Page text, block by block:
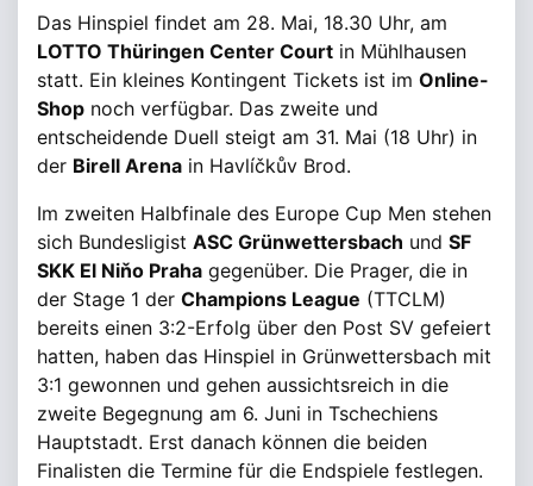
Das Hinspiel findet am 28. Mai, 18.30 Uhr, am
LOTTO Thüringen Center Court in Mühlhausen
statt. Ein kleines Kontingent Tickets ist im Online-
Shop noch verfügbar. Das zweite und
entscheidende Duell steigt am 31. Mai (18 Uhr) in
der Birell Arena in Havlíčkův Brod.
Im zweiten Halbfinale des Europe Cup Men stehen
sich Bundesligist ASC Grünwettersbach und SF
SKK El Niňo Praha gegenüber. Die Prager, die in
der Stage 1 der Champions League (TTCLM)
bereits einen 3:2-Erfolg über den Post SV gefeiert
hatten, haben das Hinspiel in Grünwettersbach mit
3:1 gewonnen und gehen aussichtsreich in die
zweite Begegnung am 6. Juni in Tschechiens
Hauptstadt. Erst danach können die beiden
Finalisten die Termine für die Endspiele festlegen.